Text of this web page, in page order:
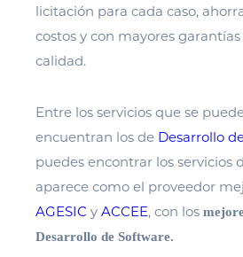
licitación para cada caso,
costos y con mayores
calidad.
Entre los servicios que se
encuentran los de Desarrollo
puedes encontrar los servicios
aparece como el proveedor
AGESIC y ACCEE, con los
Desarrollo de Software.